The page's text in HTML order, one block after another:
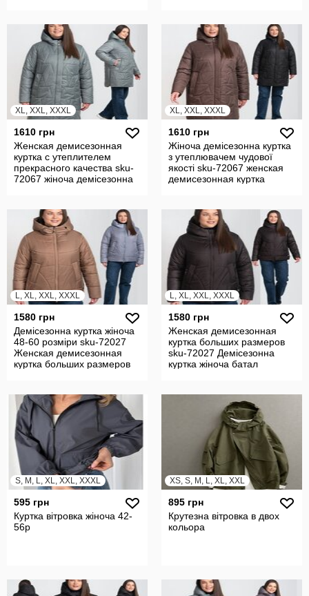
XL, XXL, XXXL
1610 грн
Женская демисезонная
куртка с утеплителем
прекрасного качества sku-
72067 жіноча демісезонна
XL, XXL, XXXL
1610 грн
Жіноча демісезонна куртка
з утеплювачем чудової
якості sku-72067 женская
демисезонная куртка
L, XL, XXL, XXXL
1580 грн
Демісезонна куртка жіноча
48-60 розміри sku-72027
Женская демисезонная
куртка больших размеров
L, XL, XXL, XXXL
1580 грн
Женская демисезонная
куртка больших размеров
sku-72027 Демісезонна
куртка жіноча батал
S, M, L, XL, XXL, XXXL
595 грн
Куртка вітровка жіноча 42-
56р
XS, S, M, L, XL, XXL
895 грн
Крутезна вітровка в двох
кольора